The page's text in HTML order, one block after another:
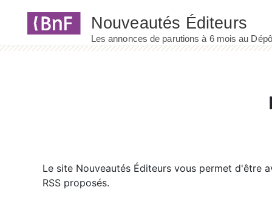
Le site Nouveautés Éditeurs vous permet d'être
RSS proposés.